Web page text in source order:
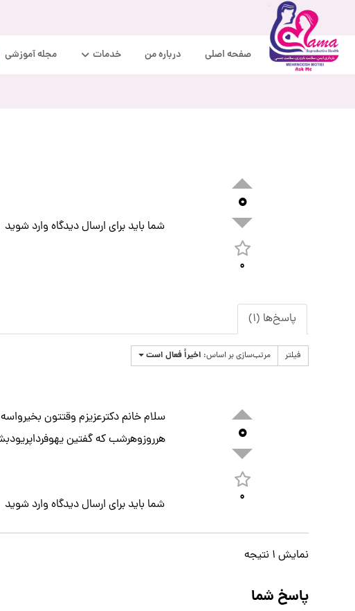
صفحه اصلی درباره من خدمات مجله آموزشی
۰
۰
شما باید برای ارسال دیدگاه وارد شوید
پاسخ‌ها (۱)
فیلتر مرتب‌سازی بر اساس: اخیراً فعال است
۰
۰
سلام خانم دکترعزیزم وقتتون
هرروزوهرشب که گفتین
شما باید برای ارسال دیدگاه وارد شوید
نمایش ۱ نتیجه
پاسخ شما